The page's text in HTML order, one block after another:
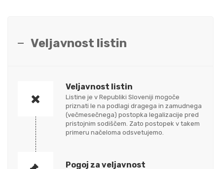
Veljavnost listin
Veljavnost listin
Listine je v Republiki Sloveniji mogoče
priznati le na podlagi dragega in zamudnega
(večmesečnega) postopka legalizacije pred
pristojnim sodiščem. Zato postopek v takem
primeru načeloma odsvetujemo.
Pogoj za veljavnost